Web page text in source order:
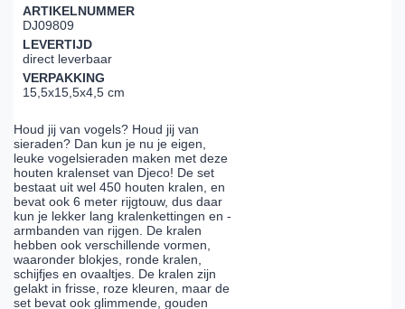
ARTIKELNUMMER
DJ09809
LEVERTIJD
direct leverbaar
VERPAKKING
15,5x15,5x4,5 cm
Houd jij van vogels? Houd jij van
sieraden? Dan kun je nu je eigen,
leuke vogelsieraden maken met deze
houten kralenset van Djeco! De set
bestaat uit wel 450 houten kralen, en
bevat ook 6 meter rijgtouw, dus daar
kun je lekker lang kralenkettingen en -
armbanden van rijgen. De kralen
hebben ook verschillende vormen,
waaronder blokjes, ronde kralen,
schijfjes en ovaaltjes. De kralen zijn
gelakt in frisse, roze kleuren, maar de
set bevat ook glimmende, gouden